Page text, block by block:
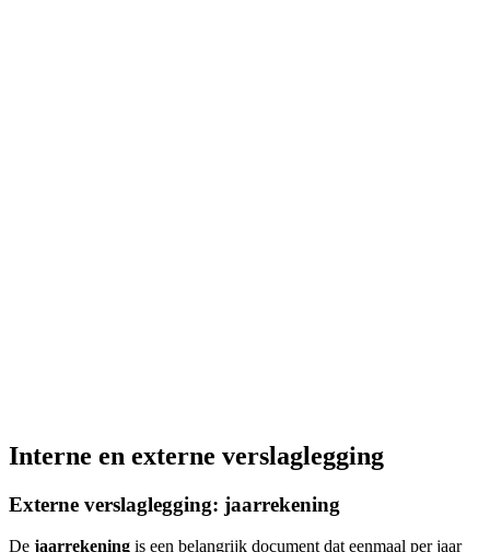
Interne en externe verslaglegging
Externe verslaglegging: jaarrekening
De jaarrekening is een belangrijk document dat eenmaal per jaar